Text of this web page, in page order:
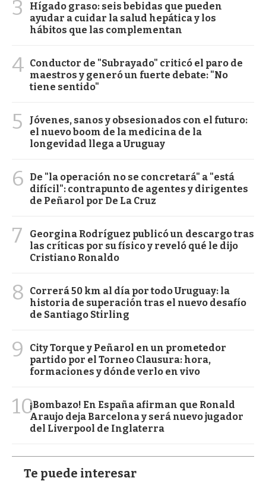
3
Hígado graso: seis bebidas que pueden
ayudar a cuidar la salud hepática y los
hábitos que las complementan
4 Conductor de "Subrayado" criticó el paro de
maestros y generó un fuerte debate: "No
tiene sentido"
5
Jóvenes, sanos y obsesionados con el futuro:
el nuevo boom de la medicina de la
longevidad llega a Uruguay
6
De "la operación no se concretará" a "está
difícil": contrapunto de agentes y dirigentes
de Peñarol por De La Cruz
7
Georgina Rodríguez publicó un descargo tras
las críticas por su físico y reveló qué le dijo
Cristiano Ronaldo
8
Correrá 50 km al día por todo Uruguay: la
historia de superación tras el nuevo desafío
de Santiago Stirling
9
City Torque y Peñarol en un prometedor
partido por el Torneo Clausura: hora,
formaciones y dónde verlo en vivo
10¡Bombazo! En España afirman que Ronald
Araujo deja Barcelona y será nuevo jugador
del Liverpool de Inglaterra
Te puede interesar